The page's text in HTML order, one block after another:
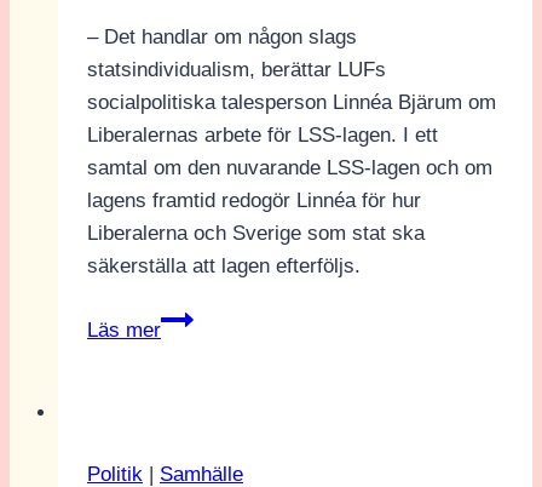
– Det handlar om någon slags
statsindividualism, berättar LUFs
socialpolitiska talesperson Linnéa Bjärum om
Liberalernas arbete för LSS-lagen. I ett
samtal om den nuvarande LSS-lagen och om
lagens framtid redogör Linnéa för hur
Liberalerna och Sverige som stat ska
säkerställa att lagen efterföljs.
Läs mer
LSS
Politik | Samhälle